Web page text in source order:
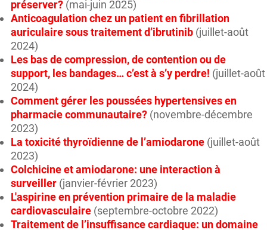
préserver? (mai-juin 2025)
Anticoagulation chez un patient en fibrillation
auriculaire sous traitement d’ibrutinib (juillet-août
2024)
Les bas de compression, de contention ou de
support, les bandages… c’est à s’y perdre! (juillet-août
2024)
Comment gérer les poussées hypertensives en
pharmacie communautaire? (novembre-décembre
2023)
La toxicité thyroïdienne de l’amiodarone (juillet-août
2023)
Colchicine et amiodarone: une interaction à
surveiller (janvier-février 2023)
L'aspirine en prévention primaire de la maladie
cardiovasculaire (septembre-octobre 2022)
Traitement de l’insuffisance cardiaque: un domaine